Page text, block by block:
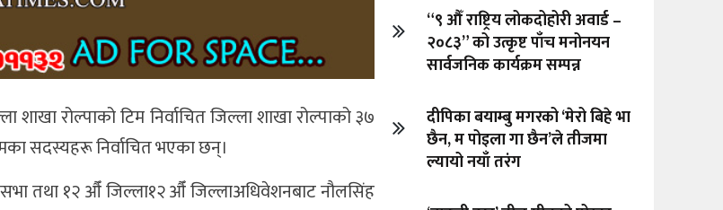
रोल्पाको टिम निर्वाचित जिल्ला शाखा रोल्पाको ३७
सदस्यहरू निर्वाचित भएका छन्।
तथा १२ औँ जिल्ला१२ औँ जिल्लाअधिवेशनबाट नौलसिंह
“९ औँ राष्ट्रिय लोकदोहोरी अवार्ड –
२०८३” को उत्कृष्ट पाँच मनोनयन
सार्वजनिक कार्यक्रम सम्पन्न
दीपिका बयाम्बु मगरको ‘मेरो बिहे भा
छैन, म पोइला गा छैन’ले तीजमा
ल्यायो नयाँ तरंग